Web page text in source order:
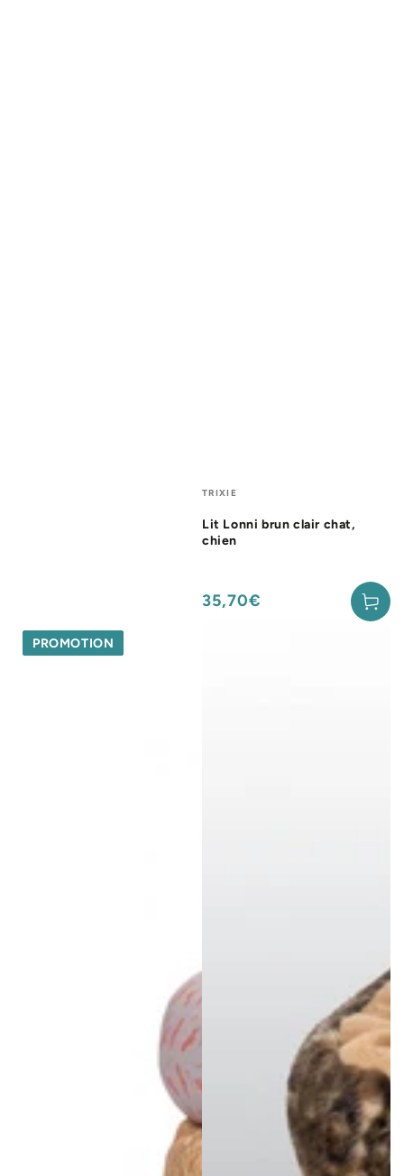
Fournisseur:
TRIXIE
Lit Lonni brun clair chat,
chien
Prix
35,70€
PROMOTION